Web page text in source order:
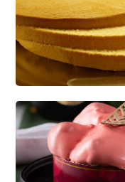
CREDI
Dé basis voor